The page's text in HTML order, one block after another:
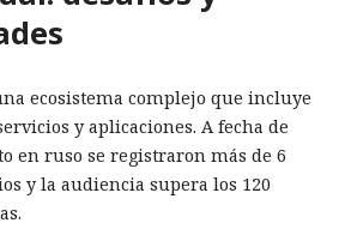
ecosistema complejo que incluye
y aplicaciones. A fecha de
en ruso se registraron más de 6
y la audiencia supera los 120